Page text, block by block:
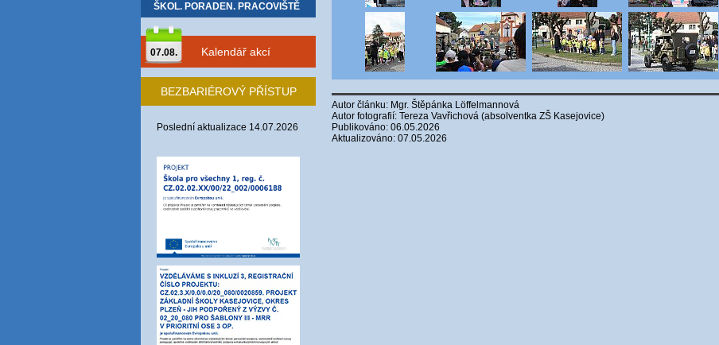
Autor článku: Mgr. Štěpánka Löffelmannová
Autor fotografií: Tereza Vavřichová (absolventka ZŠ Kasejovice)
Publikováno: 06.05.2026
Aktualizováno: 07.05.2026
ŠKOL. PORADEN. PRACOVIŠTĚ
07.08. Kalendář akcí
BEZBARIÉROVÝ PŘÍSTUP
Poslední aktualizace 14.07.2026